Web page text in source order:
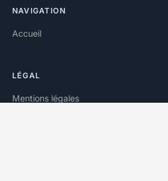
NAVIGATION
Accueil
LÉGAL
Mentions légales